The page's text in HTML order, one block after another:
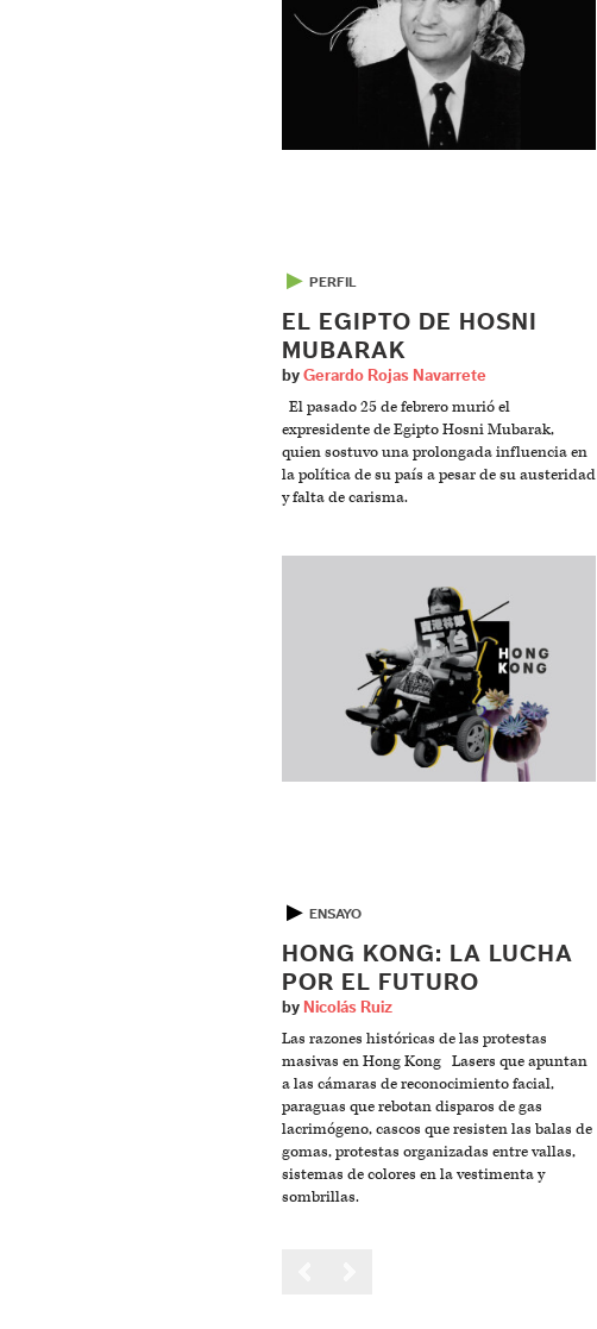
▶ PERFIL
EL EGIPTO DE HOSNI
MUBARAK
by Gerardo Rojas Navarrete
El pasado 25 de febrero murió el
expresidente de Egipto Hosni Mubarak,
quien sostuvo una prolongada influencia en
la política de su país a pesar de su austeridad
y falta de carisma.
▶ ENSAYO
HONG KONG: LA LUCHA
POR EL FUTURO
by Nicolás Ruiz
Las razones históricas de las protestas
masivas en Hong Kong Lasers que apuntan
a las cámaras de reconocimiento facial,
paraguas que rebotan disparos de gas
lacrimógeno, cascos que resisten las balas de
gomas, protestas organizadas entre vallas,
sistemas de colores en la vestimenta y
sombrillas.